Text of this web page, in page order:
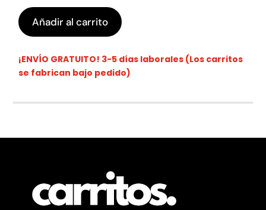
Añadir al carrito
¡ENVÍO GRATUITO! 3-5 días laborales (Los carritos
se fabrican bajo pedido)